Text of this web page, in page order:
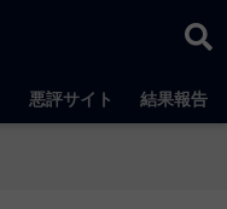
悪評サイト 結果報告